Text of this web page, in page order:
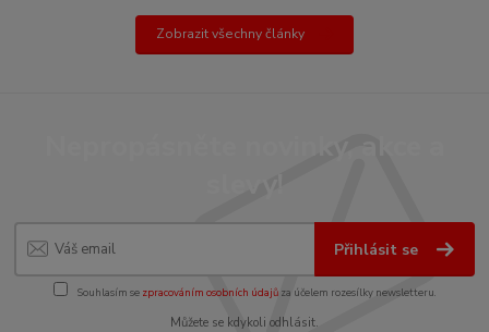
Zobrazit všechny články
Přihlásit se
Souhlasím se zpracováním osobních údajůza účelem rozesílky newsletteru.
Můžete se kdykoli odhlásit.